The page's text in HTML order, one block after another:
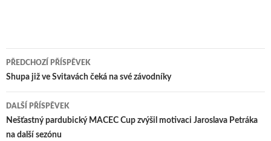
Navigace
pro
příspěvek
PŘEDCHOZÍ PŘÍSPĚVEK
Shupa již ve Svitavách čeká na své závodníky
DALŠÍ PŘÍSPĚVEK
Nešťastný pardubický MACEC Cup zvýšil motivaci Jaroslava Petráka
na další sezónu